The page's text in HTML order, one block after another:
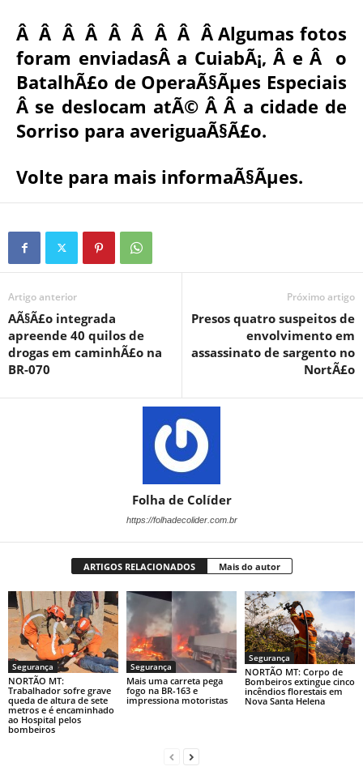
Â Â Â Â Â Â Â Â Â Algumas fotos
foram enviadasÂ a CuiabÃ¡, Â e Â o
BatalhÃ£o de OperaÃ§Ãµes Especiais
Â se deslocam atÃ© Â Â a cidade de
Sorriso para averiguaÃ§Ã£o.
Volte para mais informaÃ§Ãµes.
Artigo anterior
AÃ§Ã£o integrada
apreende 40 quilos de
drogas em caminhÃ£o na
BR-070
Próximo artigo
Presos quatro suspeitos de
envolvimento em
assassinato de sargento no
NortÃ£o
Folha de Colíder
https://folhadecolider.com.br
ARTIGOS RELACIONADOS Mais do autor
Segurança
NORTÃO MT:
Trabalhador sofre grave
queda de altura de sete
metros e é encaminhado
ao Hospital pelos
bombeiros
Segurança
Mais uma carreta pega
fogo na BR-163 e
impressiona motoristas
Segurança
NORTÃO MT: Corpo de
Bombeiros extingue cinco
incêndios florestais em
Nova Santa Helena